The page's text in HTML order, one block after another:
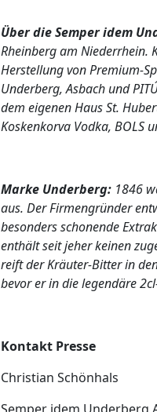
Über die Semper idem
Rheinberg am Niederrhein.
Herstellung von Premium-
Underberg, Asbach und
dem eigenen Haus St.
Koskenkorva Vodka, BOLS
Marke Underberg: 1846
aus. Der Firmengründer
besonders schonende
enthält seit jeher keinen
reift der Kräuter-Bitter in
bevor er in die legendäre
Kontakt Presse
Christian Schönhals